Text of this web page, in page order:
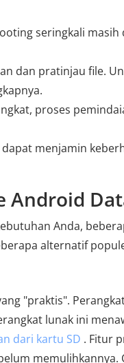
seringkali
dan pratinjau file.
proses
menjamin
Anda,
alternatif
"praktis".
lunak ini
dari kartu SD . Fitur
memulihkannya.